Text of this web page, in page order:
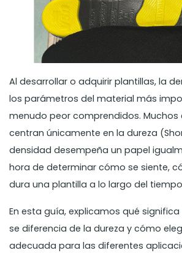
Al desarrollar o adquirir plantillas, la
los parámetros del material más
menudo peor comprendidos.
centran únicamente en la dureza
densidad desempeña un papel
hora de determinar cómo se siente,
dura una plantilla a lo largo del
En esta guía, explicamos qué
se diferencia de la dureza y cómo
adecuada para las diferentes